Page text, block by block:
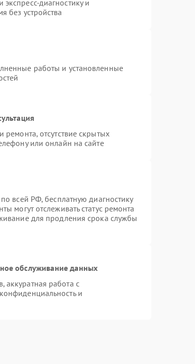
диагностику и
без устройства
работы и установленные
отсутствие скрытых
или онлайн на сайте
всей РФ, бесплатную диагностику
могут отслеживать статус ремонта
для продления срока службы
обслуживание данных
работа с
и